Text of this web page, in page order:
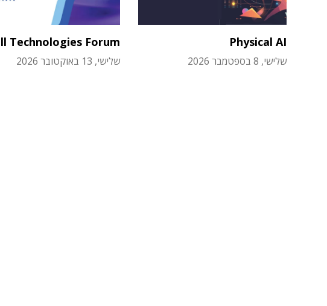
Physical AI
שלישי, 8 בספטמבר 2026
Technologies Forum
שלישי, 13 באוקטובר 2026